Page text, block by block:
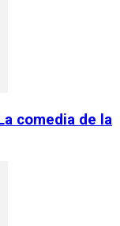
comedia de la